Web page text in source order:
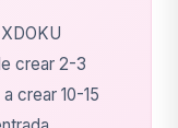
crear 2-3
crear 10-15